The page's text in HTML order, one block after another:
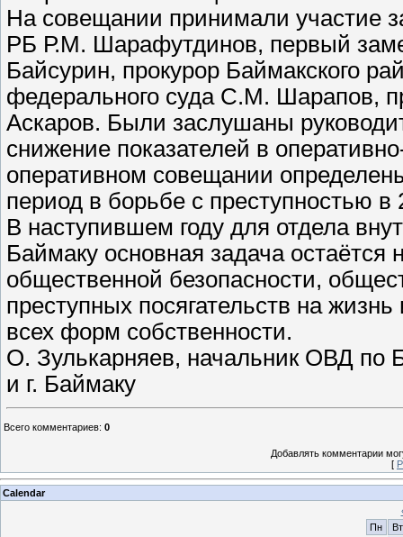
На совещании принимали участие
РБ Р.М. Шарафутдинов, первый
Байсурин, прокурор Баймакского
федерального суда С.М. Шарапов,
Аскаров. Были заслушаны
снижение показателей в
оперативном совещании
период в борьбе с преступностью в
В наступившем году для отдела
Баймаку основная задача остаётся
общественной безопасности,
преступных посягательств на
всех форм собственности.
О. Зулькарняев, начальник ОВД по
и г. Баймаку
Всего комментариев: 0
Добавлять комментарии
[
Calendar
Пн
Вт